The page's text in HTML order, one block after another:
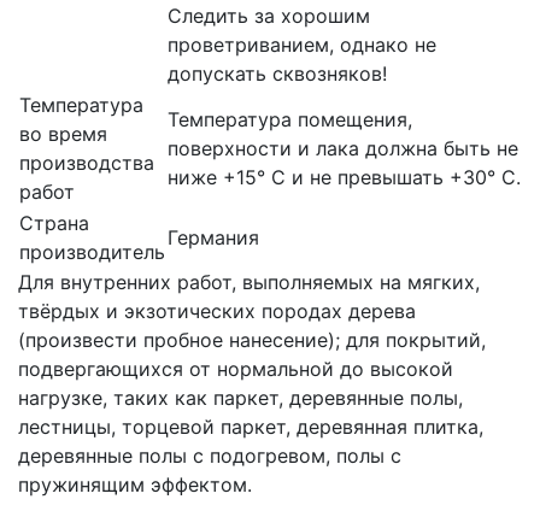
Следить за хорошим
проветриванием, однако не
допускать сквозняков!
Температура
во время
производства
работ
Температура помещения,
поверхности и лака должна быть не
ниже +15° С и не превышать +30° С.
Страна
производитель
Германия
Для внутренних работ, выполняемых на мягких,
твёрдых и экзотических породах дерева
(произвести пробное нанесение); для покрытий,
подвергающихся от нормальной до высокой
нагрузке, таких как паркет, деревянные полы,
лестницы, торцевой паркет, деревянная плитка,
деревянные полы с подогревом, полы с
пружинящим эффектом.